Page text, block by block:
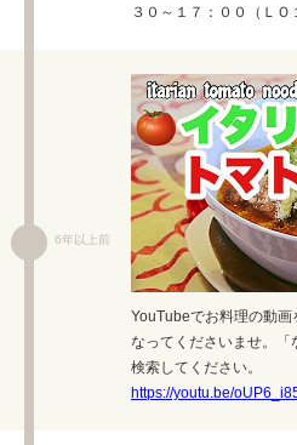
３０～１７：００（ＬＯ
6年以上前
YouTubeでお料理の動
なってくださいませ。
検索してください。
https://youtu.be/